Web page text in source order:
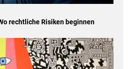
rechtliche Risiken beginnen